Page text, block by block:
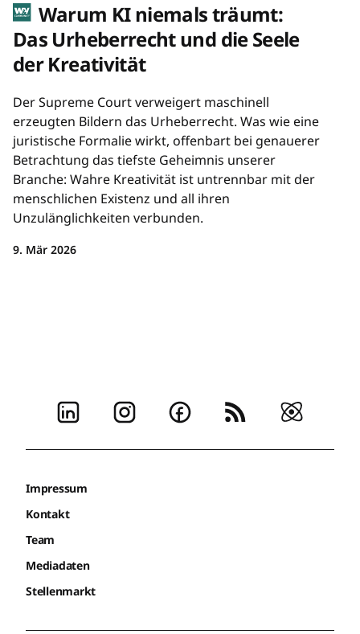
Warum KI niemals träumt:
Das Urheberrecht und die Seele
der Kreativität
Der Supreme Court verweigert maschinell
erzeugten Bildern das Urheberrecht. Was wie eine
juristische Formalie wirkt, offenbart bei genauerer
Betrachtung das tiefste Geheimnis unserer
Branche: Wahre Kreativität ist untrennbar mit der
menschlichen Existenz und all ihren
Unzulänglichkeiten verbunden.
9. Mär 2026
Impressum
Kontakt
Team
Mediadaten
Stellenmarkt